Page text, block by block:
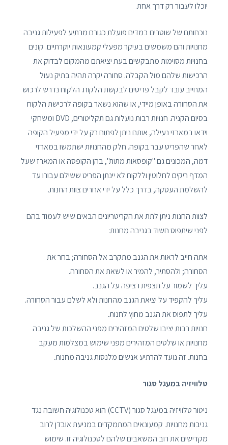
יוכלו לעבור רק דרך אחת.
נוכחותם של שוטרים במדים פועלת כגורם מרתיע לפעילות גניבה
מחנויות והם משמשים בעיקר מפעלי קמעונאות יוקרתיים. קונים
בחנויות מסוימות מתבקשים בעת יציאתם מהמקום לבדוק את
הרכישות שלהם מול הקבלה. סחורה יקרה תהיה בתיק נעול
המחייב עובד לקבל פריטים לבקשת הלקוח. הלקוח נדרש לרכוש
את הסחורה באופן מיידי, או שהוא נשאר בקופה לרכישת הלקוח
בסיום הקניה. חנויות רבות נועלות גם תקליטורים, DVD ומשחקי
וידאו במארזי נעילה, אותם ניתן לפתוח רק על ידי מפעיל הקופה
לאחר שהפריט עבר בקופה. חלק מהחנויות ישתמשו במארזי
דמה, המכונים גם "קופסאות מתות", בהן הקופסה או המארז שעל
המדף ריקים לחלוטין וללקוח לא יינתן הפריט ששילם עבורו עד
להשלמת העסקה, בדרך כלל על ידי אחרים צוות החנות.
לצוות החנות ניתן לתת את הקריטריונים הבאים שיש לעמוד בהם
לפני שיתפוס חשוד בגניבה מחנות:
אתה חייב לראות את הגנב מתקרב אל הסחורה; בחר את
הסחורה; ולהסתיר, להמיר או לשאת את הסחורה.
עליך לשמור על תצפית רציפה על הגנב.
עליך להקפיד על יציאת הגנב מהחנות ולא לשלם עבור הסחורה.
עליך לתפוס את הגנב מחוץ לחנות.
חנויות רבות יציבו שלטים המזהירים מפני ההשלכות של גניבה
מחנויות או שלטים המזהירים מפני שימוש במצלמות מעקב
בחנות. זה נועד להרתיע אנשים מלנסות גניבה מחנות.
טלוויזיה במעגל סגור
ניטור טלוויזיה במעגל סגור (CCTV) הוא טכנולוגיה חשובה נגד
גניבות מחנויות. קמעונאים המתמקדים במניעת אובדן לרוב
מקדישים את רוב המשאבים שלהם לטכנולוגיה זו. שימוש